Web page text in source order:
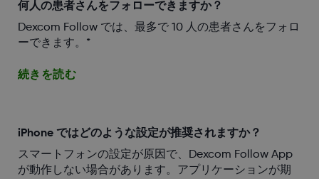
何人の患者さんをフォローできますか？
Dexcom Follow では、最多で 10 人の患者さんをフォロ
ーできます。*
続きを読む
iPhone ではどのような設定が推奨されますか？
スマートフォンの設定が原因で、Dexcom Follow App
が動作しない場合があります。アプリケーションが期